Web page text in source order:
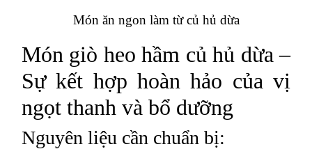
Món ăn ngon làm từ củ hủ dừa
Món giò heo hầm củ hủ dừa –
Sự kết hợp hoàn hảo của vị
ngọt thanh và bổ dưỡng
Nguyên liệu cần chuẩn bị: